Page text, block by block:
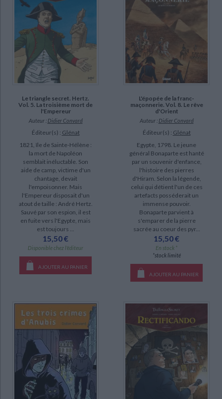
Le triangle secret. Hertz.
Vol. 5. La troisième mort de
l'Empereur
Auteur : Didier Convard
Éditeur(s) : Glénat
1821, île de Sainte-Hélène :
la mort de Napoléon
semblait inéluctable. Son
aide de camp, victime d'un
chantage, devait
l'empoisonner. Mais
l'Empereur disposait d'un
atout de taille : André Hertz.
Sauvé par son espion, il est
en fuite vers l'Egypte, mais
est toujours ...
15,50 €
Disponible chez l'éditeur
AJOUTER AU PANIER
L'épopée de la franc-
maçonnerie. Vol. 8. Le rêve
d'Orient
Auteur : Didier Convard
Éditeur(s) : Glénat
Egypte, 1798. Le jeune
général Bonaparte est hanté
par un souvenir d'enfance,
l'histoire des pierres
d'Hiram. Selon la légende,
celui qui détient l'un de ces
artefacts posséderait un
immense pouvoir.
Bonaparte parvient à
s'emparer de la pierre
sacrée au coeur des pyr...
15,50 €
En stock *
*stock limité
AJOUTER AU PANIER